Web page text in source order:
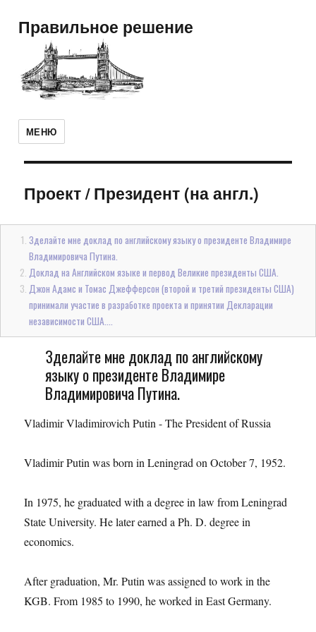
Правильное решение
МЕНЮ
Проект/Президент (на англ.)
Зделайте мне доклад по английскому языку о президенте Владимире
Владимировича Путина.
Доклад на Английском языке и первод Великие президенты США.
Джон Адамс и Томас Джефферсон (второй и третий президенты США)
принимали участие в разработке проекта и принятии Декларации
независимости США....
Зделайте мне доклад по английскому
языку о президенте Владимире
Владимировича Путина.
Vladimir Vladimirovich Putin - The President of Russia
Vladimir Putin was born in Leningrad on October 7, 1952.
In 1975, he graduated with a degree in law from Leningrad
State University. He later earned a Ph. D. degree in
economics.
After graduation, Mr. Putin was assigned to work in the
KGB. From 1985 to 1990, he worked in East Germany.